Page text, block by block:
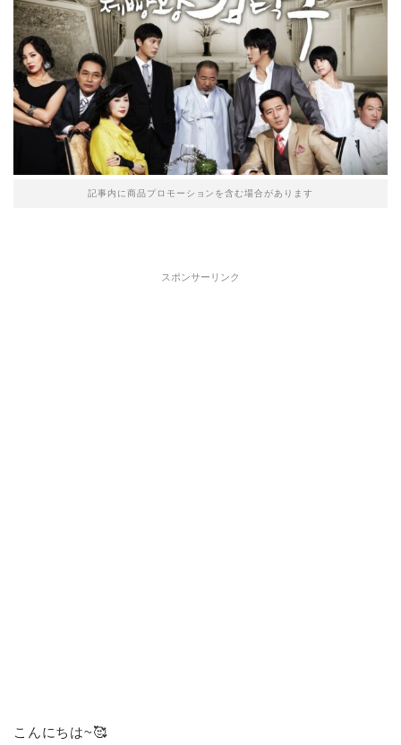
記事内に商品プロモーションを含む場合があります
スポンサーリンク
こんにちは~🥰